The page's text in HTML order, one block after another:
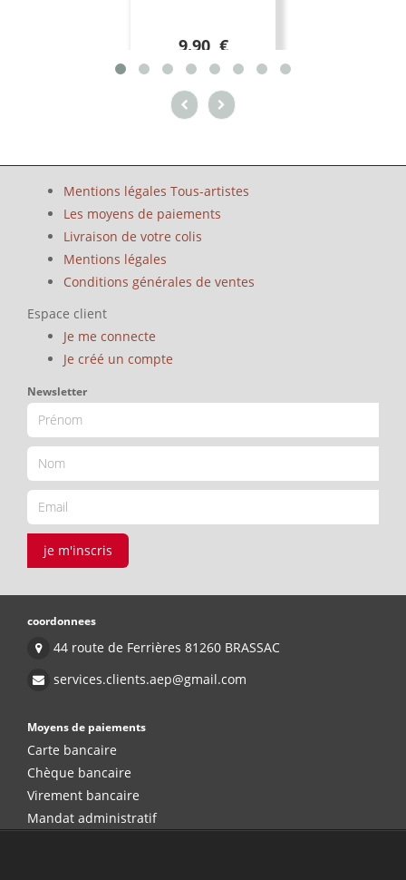
9.90 €
Mentions légales Tous-artistes
Les moyens de paiements
Livraison de votre colis
Mentions légales
Conditions générales de ventes
Espace client
Je me connecte
Je créé un compte
Newsletter
je m'inscris
coordonnees
44 route de Ferrières 81260 BRASSAC
services.clients.aep@gmail.com
Moyens de paiements
Carte bancaire
Chèque bancaire
Virement bancaire
Mandat administratif